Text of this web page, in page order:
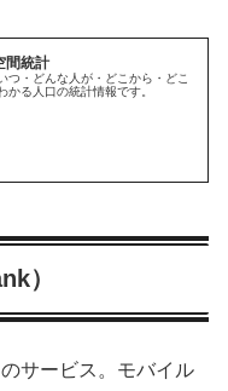
間統計
つ・どんな人が・どこから・どこ
かる人口の統計情報です。
）
サービス。モバイル